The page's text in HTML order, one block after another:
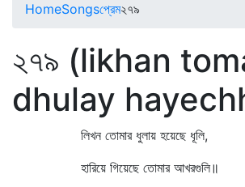
HomeSongsপ্রেম২৭৯
২৭৯ (likhan
dhulay
লিখন তোমার ধুলায় হয়েছে ধূলি,
হারিয়ে গিয়েছে তোমার আখরগুলি॥